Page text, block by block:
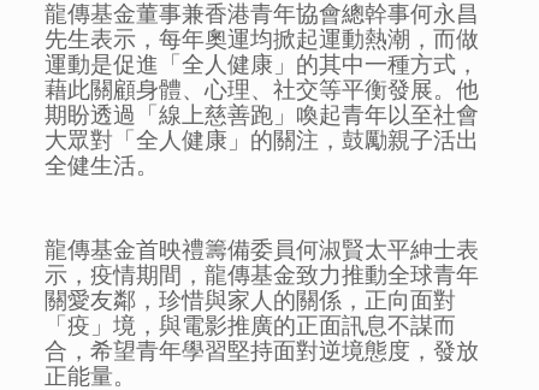
龍傳基金董事兼香港青年協會總幹事何永昌
先生表示，每年奧運均掀起運動熱潮，而做
運動是促進「全人健康」的其中一種方式，
藉此關顧身體、心理、社交等平衡發展。他
期盼透過「線上慈善跑」喚起青年以至社會
大眾對「全人健康」的關注，鼓勵親子活出
全健生活。
龍傳基金首映禮籌備委員何淑賢太平紳士表
示，疫情期間，龍傳基金致力推動全球青年
關愛友鄰，珍惜與家人的關係，正向面對
「疫」境，與電影推廣的正面訊息不謀而
合，希望青年學習堅持面對逆境態度，發放
正能量。